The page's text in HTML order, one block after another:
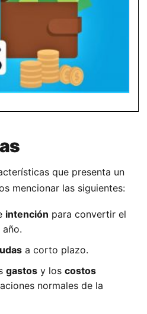
que presenta un
mencionar las siguientes:
intención para convertir el
a corto plazo.
gastos y los costos
normales de la